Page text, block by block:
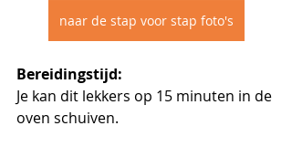
naar de stap voor stap foto's
Bereidingstijd:
Je kan dit lekkers op 15 minuten in de
oven schuiven.